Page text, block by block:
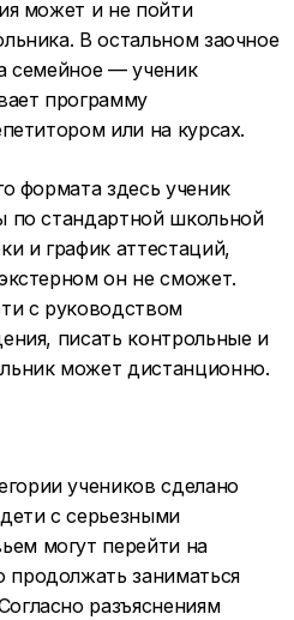
может и не пойти
В остальном заочное
семейное — ученик
программу
или на курсах.
формата здесь ученик
по стандартной школьной
и график аттестаций,
он не сможет.
с руководством
писать контрольные и
может дистанционно.
учеников сделано
с серьезными
могут перейти на
продолжать заниматься
разъяснениям